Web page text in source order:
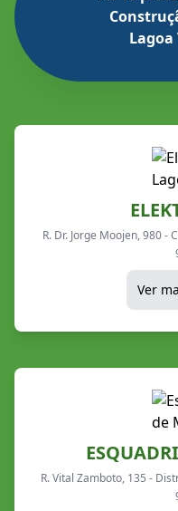
Lagoa
R. Dr. Jorge Moojen, 980 -
Ver
R. Vital Zamboto, 135 -